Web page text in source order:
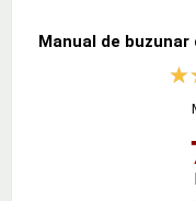
Manual de